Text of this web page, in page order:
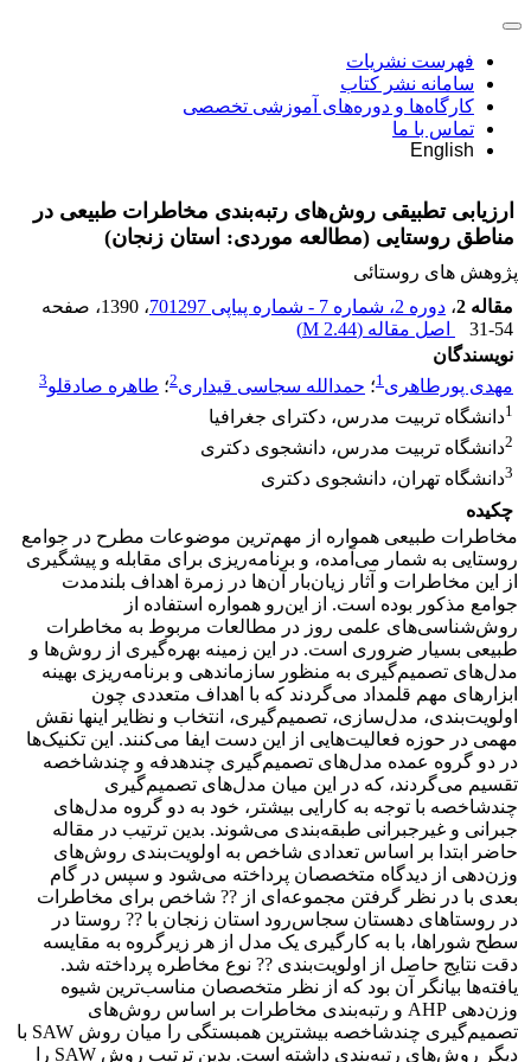
فهرست نشریات
سامانه نشر کتاب
کارگاه‌ها و دوره‌های آموزشی تخصصی
تماس با ما
English
ارزیابی تطبیقی روش‌های رتبه‌بندی مخاطرات طبیعی در
مناطق روستایی (مطالعه موردی: استان زنجان)
پژوهش های روستائی
مقاله 2
، دوره 2، شماره 7 - شماره پیاپی 701297 ، 1390
، صفحه
31-54
اصل مقاله (2.44 M
)
نویسندگان
مهدی پورطاهری1؛ حمدالله سجاسی قیداری2؛ طاهره صادقلو3
1دانشگاه تربیت مدرس، دکترای جغرافیا
2دانشگاه تربیت مدرس، دانشجوی دکتری
3دانشگاه تهران، دانشجوی دکتری
چکیده
مخاطرات طبیعی همواره از مهم‌ترین موضوعات مطرح در جوامع
روستایی به شمار می‌آمده، و برنامه‌ریزی برای مقابله و پیشگیری
از این مخاطرات و آثار زیان‌بار آن‌ها در زمرة اهداف بلندمدت
جوامع مذکور بوده است. از این‌رو همواره استفاده از
روش‌شناسی‌های علمی روز در مطالعات مربوط به مخاطرات
طبیعی بسیار ضروری است. در این زمینه بهره‌گیری از روش‌ها و
مدل‌های تصمیم‌گیری به منظور سازماندهی و برنامه‌ریزی بهینه
ابزارهای مهم قلمداد می‌گردند که با اهداف متعددی چون
اولویت‌بندی، مدل‌سازی، تصمیم‌گیری، انتخاب و نظایر اینها نقش
مهمی در حوزه فعالیت‌هایی از این دست ایفا می‌کنند. این تکنیک‌ها
در دو گروه عمده مدل‌های تصمیم‌گیری چندهدفه و چندشاخصه
تقسیم می‌گردند، که در این میان مدل‌های تصمیم‌گیری
چندشاخصه با توجه به کارایی بیشتر، خود به دو گروه مدل‌های
جبرانی و غیرجبرانی طبقه‌بندی می‌شوند. بدین ترتیب در مقاله
حاضر ابتدا بر اساس تعدادی شاخص به اولویت‌بندی روش‌های
وزن‌دهی از دیدگاه متخصصان پرداخته می‌شود و سپس در گام
بعدی با در نظر گرفتن مجموعه‌ای از ?? شاخص برای مخاطرات
در روستاهای دهستان سجاس‌رود استان زنجان با ?? روستا در
سطح شوراها، با به کارگیری یک مدل از هر زیرگروه به مقایسه
دقت نتایج حاصل از اولویت‌بندی ?? نوع مخاطره پرداخته شد.
یافته‌ها بیانگر آن بود که از نظر متخصصان مناسب‌ترین شیوه
وزن‌دهی AHP و رتبه‌بندی مخاطرات بر اساس روش‌های
تصمیم‌گیری چندشاخصه بیشترین همبستگی را میان روش SAW با
دیگر روش‌های رتبه‌بندی داشته است. بدین ترتیب روش SAW را